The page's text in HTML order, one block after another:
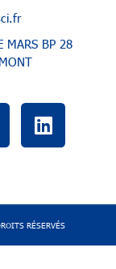
MARS BP 28
RÉSERVÉS